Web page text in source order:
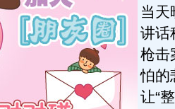
当天
讲话
枪击
怕的
让“